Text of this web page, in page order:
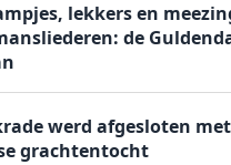
lekkers en
de
werd afgesloten
grachtentocht